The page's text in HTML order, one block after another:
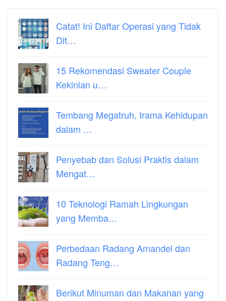
Catat! Ini Daftar Operasi yang Tidak
Dit…
15 Rekomendasi Sweater Couple
Kekinian u…
Tembang Megatruh, Irama Kehidupan
dalam …
Penyebab dan Solusi Praktis dalam
Mengat…
10 Teknologi Ramah Lingkungan
yang Memba…
Perbedaan Radang Amandel dan
Radang Teng…
Berikut Minuman dan Makanan yang